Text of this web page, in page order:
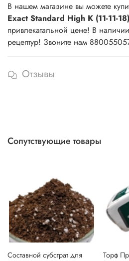
В нашем магазине вы можете
Exact Standard High K (11-11-
привлекатальной цене! В
рецептур! Звоните нам
Отзывы
Сопутствующие товары
Составной субстрат для
Торф